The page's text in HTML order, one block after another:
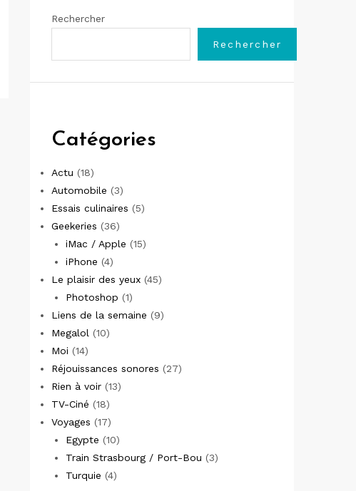
Rechercher
Rechercher
Catégories
Actu (18)
Automobile (3)
Essais culinaires (5)
Geekeries (36)
iMac / Apple (15)
iPhone (4)
Le plaisir des yeux (45)
Photoshop (1)
Liens de la semaine (9)
Megalol (10)
Moi (14)
Réjouissances sonores (27)
Rien à voir (13)
TV-Ciné (18)
Voyages (17)
Egypte (10)
Train Strasbourg / Port-Bou (3)
Turquie (4)